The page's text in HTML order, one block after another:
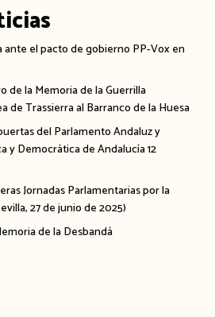
el pacto de gobierno PP-Vox en
de la Memoria de la Guerrilla
de Trassierra al Barranco de la Huesa
del Parlamento Andaluz y
y Democrática de Andalucía 12
Jornadas Parlamentarias por la
27 de junio de 2025)
de la Desbandá